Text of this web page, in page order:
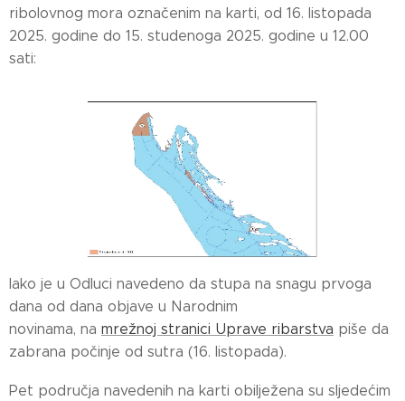
ribolovnog mora označenim na karti, od 16. listopada
2025. godine do 15. studenoga 2025. godine u 12.00
sati:
Iako je u Odluci navedeno da stupa na snagu prvoga
dana od dana objave u Narodnim
novinama, na mrežnoj stranici Uprave ribarstva piše da
zabrana počinje od sutra (16. listopada).
Pet područja navedenih na karti obilježena su sljedećim